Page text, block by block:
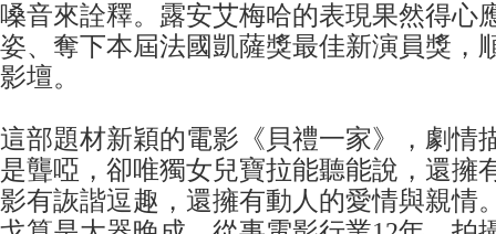
嗓音來詮釋。露安艾梅哈的表現果然得心
姿、奪下本屆法國凱薩獎最佳新演員獎，
影壇。
這部題材新穎的電影《貝禮一家》，劇情
是聾啞，卻唯獨女兒寶拉能聽能說，還
影有詼諧逗趣，還擁有動人的愛情與親情